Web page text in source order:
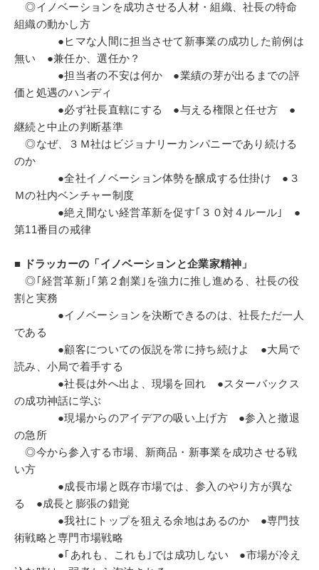
◎イノベーションを成功させる人材・組織、社長の特命
組織の動かし方
●ヒマな人間に担当させて新事業の成功した前例は
無い ●兼任か、選任か？
●担当者の不安は何か ●業績の芽が出るまでの評
価と処遇のハンディ
●必ず社長直轄にする ●与える権限と任せ方 ●
継続と中止の判断基準
◎なぜ、３Ｍ社はビジョナリーカンパニーであり続ける
のか
●全社イノベーション体勢を醸成する仕掛け ●３
Ｍの社内ベンチャー制度
●絶え間ない経営革新を促す｢３０対４ルール｣ ●
第11番目の戒律
■ ドラッカーの「イノベーションと企業家精神」
◎｢経営革新｣｢第２創業｣を強力に推し進める、社長の役
割と実務
●イノベーションを決断できるのは、社長ただ一人
である
●顧客についての仮説を常に持ち続けよ ●大局で
読み、小局で着手する
●社長は外へ出よ、現場を回れ ●スターバックス
の成功神話に学ぶ
●現場からのアイデアの吸い上げ方 ●参入と撤退
の急所
◎今から参入する市場、新商品・新事業を成功させる戦
い方
●成長市場と既存市場では、参入のやり方が異な
る ●成長と膨張の錯覚
●我社にトップを狙える余地はあるのか ●専門技
術戦略と専門市場戦略
●｢あれも、これも｣では成功しない ●市場が冷え